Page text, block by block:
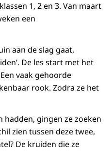
1, 2 en 3. Van maart
een
aan de slag gaat,
De les start met het
vaak gehoorde
rook. Zodra ze het
hadden, gingen ze zoeken
zien tussen deze twee,
De kruiden die ze